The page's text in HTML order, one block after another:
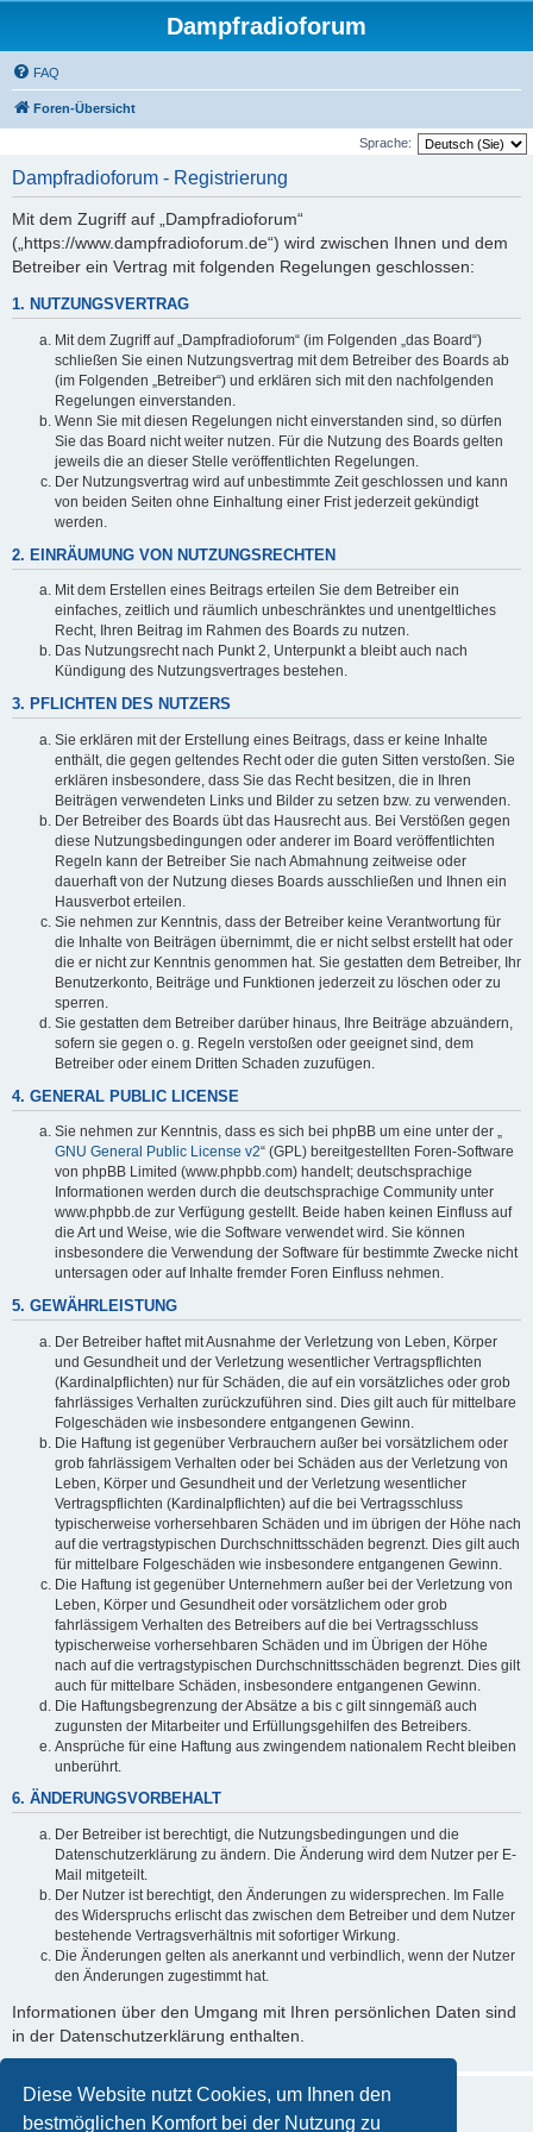
Diese Website nutzt Cookies, um Ihnen den
bestmöglichen Komfort bei der Nutzung zu
Dampfradioforum
FAQ
Foren-Übersicht
Sprache:
Dampfradioforum - Registrierung
Mit dem Zugriff auf „Dampfradioforum“
(„https://www.dampfradioforum.de“) wird zwischen Ihnen und dem
Betreiber ein Vertrag mit folgenden Regelungen geschlossen:
1. NUTZUNGSVERTRAG
Mit dem Zugriff auf „Dampfradioforum“ (im Folgenden „das Board“)
schließen Sie einen Nutzungsvertrag mit dem Betreiber des Boards ab
(im Folgenden „Betreiber“) und erklären sich mit den nachfolgenden
Regelungen einverstanden.
Wenn Sie mit diesen Regelungen nicht einverstanden sind, so dürfen
Sie das Board nicht weiter nutzen. Für die Nutzung des Boards gelten
jeweils die an dieser Stelle veröffentlichten Regelungen.
Der Nutzungsvertrag wird auf unbestimmte Zeit geschlossen und kann
von beiden Seiten ohne Einhaltung einer Frist jederzeit gekündigt
werden.
2. EINRÄUMUNG VON NUTZUNGSRECHTEN
Mit dem Erstellen eines Beitrags erteilen Sie dem Betreiber ein
einfaches, zeitlich und räumlich unbeschränktes und unentgeltliches
Recht, Ihren Beitrag im Rahmen des Boards zu nutzen.
Das Nutzungsrecht nach Punkt 2, Unterpunkt a bleibt auch nach
Kündigung des Nutzungsvertrages bestehen.
3. PFLICHTEN DES NUTZERS
Sie erklären mit der Erstellung eines Beitrags, dass er keine Inhalte
enthält, die gegen geltendes Recht oder die guten Sitten verstoßen. Sie
erklären insbesondere, dass Sie das Recht besitzen, die in Ihren
Beiträgen verwendeten Links und Bilder zu setzen bzw. zu verwenden.
Der Betreiber des Boards übt das Hausrecht aus. Bei Verstößen gegen
diese Nutzungsbedingungen oder anderer im Board veröffentlichten
Regeln kann der Betreiber Sie nach Abmahnung zeitweise oder
dauerhaft von der Nutzung dieses Boards ausschließen und Ihnen ein
Hausverbot erteilen.
Sie nehmen zur Kenntnis, dass der Betreiber keine Verantwortung für
die Inhalte von Beiträgen übernimmt, die er nicht selbst erstellt hat oder
die er nicht zur Kenntnis genommen hat. Sie gestatten dem Betreiber, Ihr
Benutzerkonto, Beiträge und Funktionen jederzeit zu löschen oder zu
sperren.
Sie gestatten dem Betreiber darüber hinaus, Ihre Beiträge abzuändern,
sofern sie gegen o. g. Regeln verstoßen oder geeignet sind, dem
Betreiber oder einem Dritten Schaden zuzufügen.
4. GENERAL PUBLIC LICENSE
Sie nehmen zur Kenntnis, dass es sich bei phpBB um eine unter der „
GNU General Public License v2“ (GPL) bereitgestellten Foren-Software
von phpBB Limited (www.phpbb.com) handelt; deutschsprachige
Informationen werden durch die deutschsprachige Community unter
www.phpbb.de zur Verfügung gestellt. Beide haben keinen Einfluss auf
die Art und Weise, wie die Software verwendet wird. Sie können
insbesondere die Verwendung der Software für bestimmte Zwecke nicht
untersagen oder auf Inhalte fremder Foren Einfluss nehmen.
5. GEWÄHRLEISTUNG
Der Betreiber haftet mit Ausnahme der Verletzung von Leben, Körper
und Gesundheit und der Verletzung wesentlicher Vertragspflichten
(Kardinalpflichten) nur für Schäden, die auf ein vorsätzliches oder grob
fahrlässiges Verhalten zurückzuführen sind. Dies gilt auch für mittelbare
Folgeschäden wie insbesondere entgangenen Gewinn.
Die Haftung ist gegenüber Verbrauchern außer bei vorsätzlichem oder
grob fahrlässigem Verhalten oder bei Schäden aus der Verletzung von
Leben, Körper und Gesundheit und der Verletzung wesentlicher
Vertragspflichten (Kardinalpflichten) auf die bei Vertragsschluss
typischerweise vorhersehbaren Schäden und im übrigen der Höhe nach
auf die vertragstypischen Durchschnittsschäden begrenzt. Dies gilt auch
für mittelbare Folgeschäden wie insbesondere entgangenen Gewinn.
Die Haftung ist gegenüber Unternehmern außer bei der Verletzung von
Leben, Körper und Gesundheit oder vorsätzlichem oder grob
fahrlässigem Verhalten des Betreibers auf die bei Vertragsschluss
typischerweise vorhersehbaren Schäden und im Übrigen der Höhe
nach auf die vertragstypischen Durchschnittsschäden begrenzt. Dies gilt
auch für mittelbare Schäden, insbesondere entgangenen Gewinn.
Die Haftungsbegrenzung der Absätze a bis c gilt sinngemäß auch
zugunsten der Mitarbeiter und Erfüllungsgehilfen des Betreibers.
Ansprüche für eine Haftung aus zwingendem nationalem Recht bleiben
unberührt.
6. ÄNDERUNGSVORBEHALT
Der Betreiber ist berechtigt, die Nutzungsbedingungen und die
Datenschutzerklärung zu ändern. Die Änderung wird dem Nutzer per E-
Mail mitgeteilt.
Der Nutzer ist berechtigt, den Änderungen zu widersprechen. Im Falle
des Widerspruchs erlischt das zwischen dem Betreiber und dem Nutzer
bestehende Vertragsverhältnis mit sofortiger Wirkung.
Die Änderungen gelten als anerkannt und verbindlich, wenn der Nutzer
den Änderungen zugestimmt hat.
Informationen über den Umgang mit Ihren persönlichen Daten sind
in der Datenschutzerklärung enthalten.